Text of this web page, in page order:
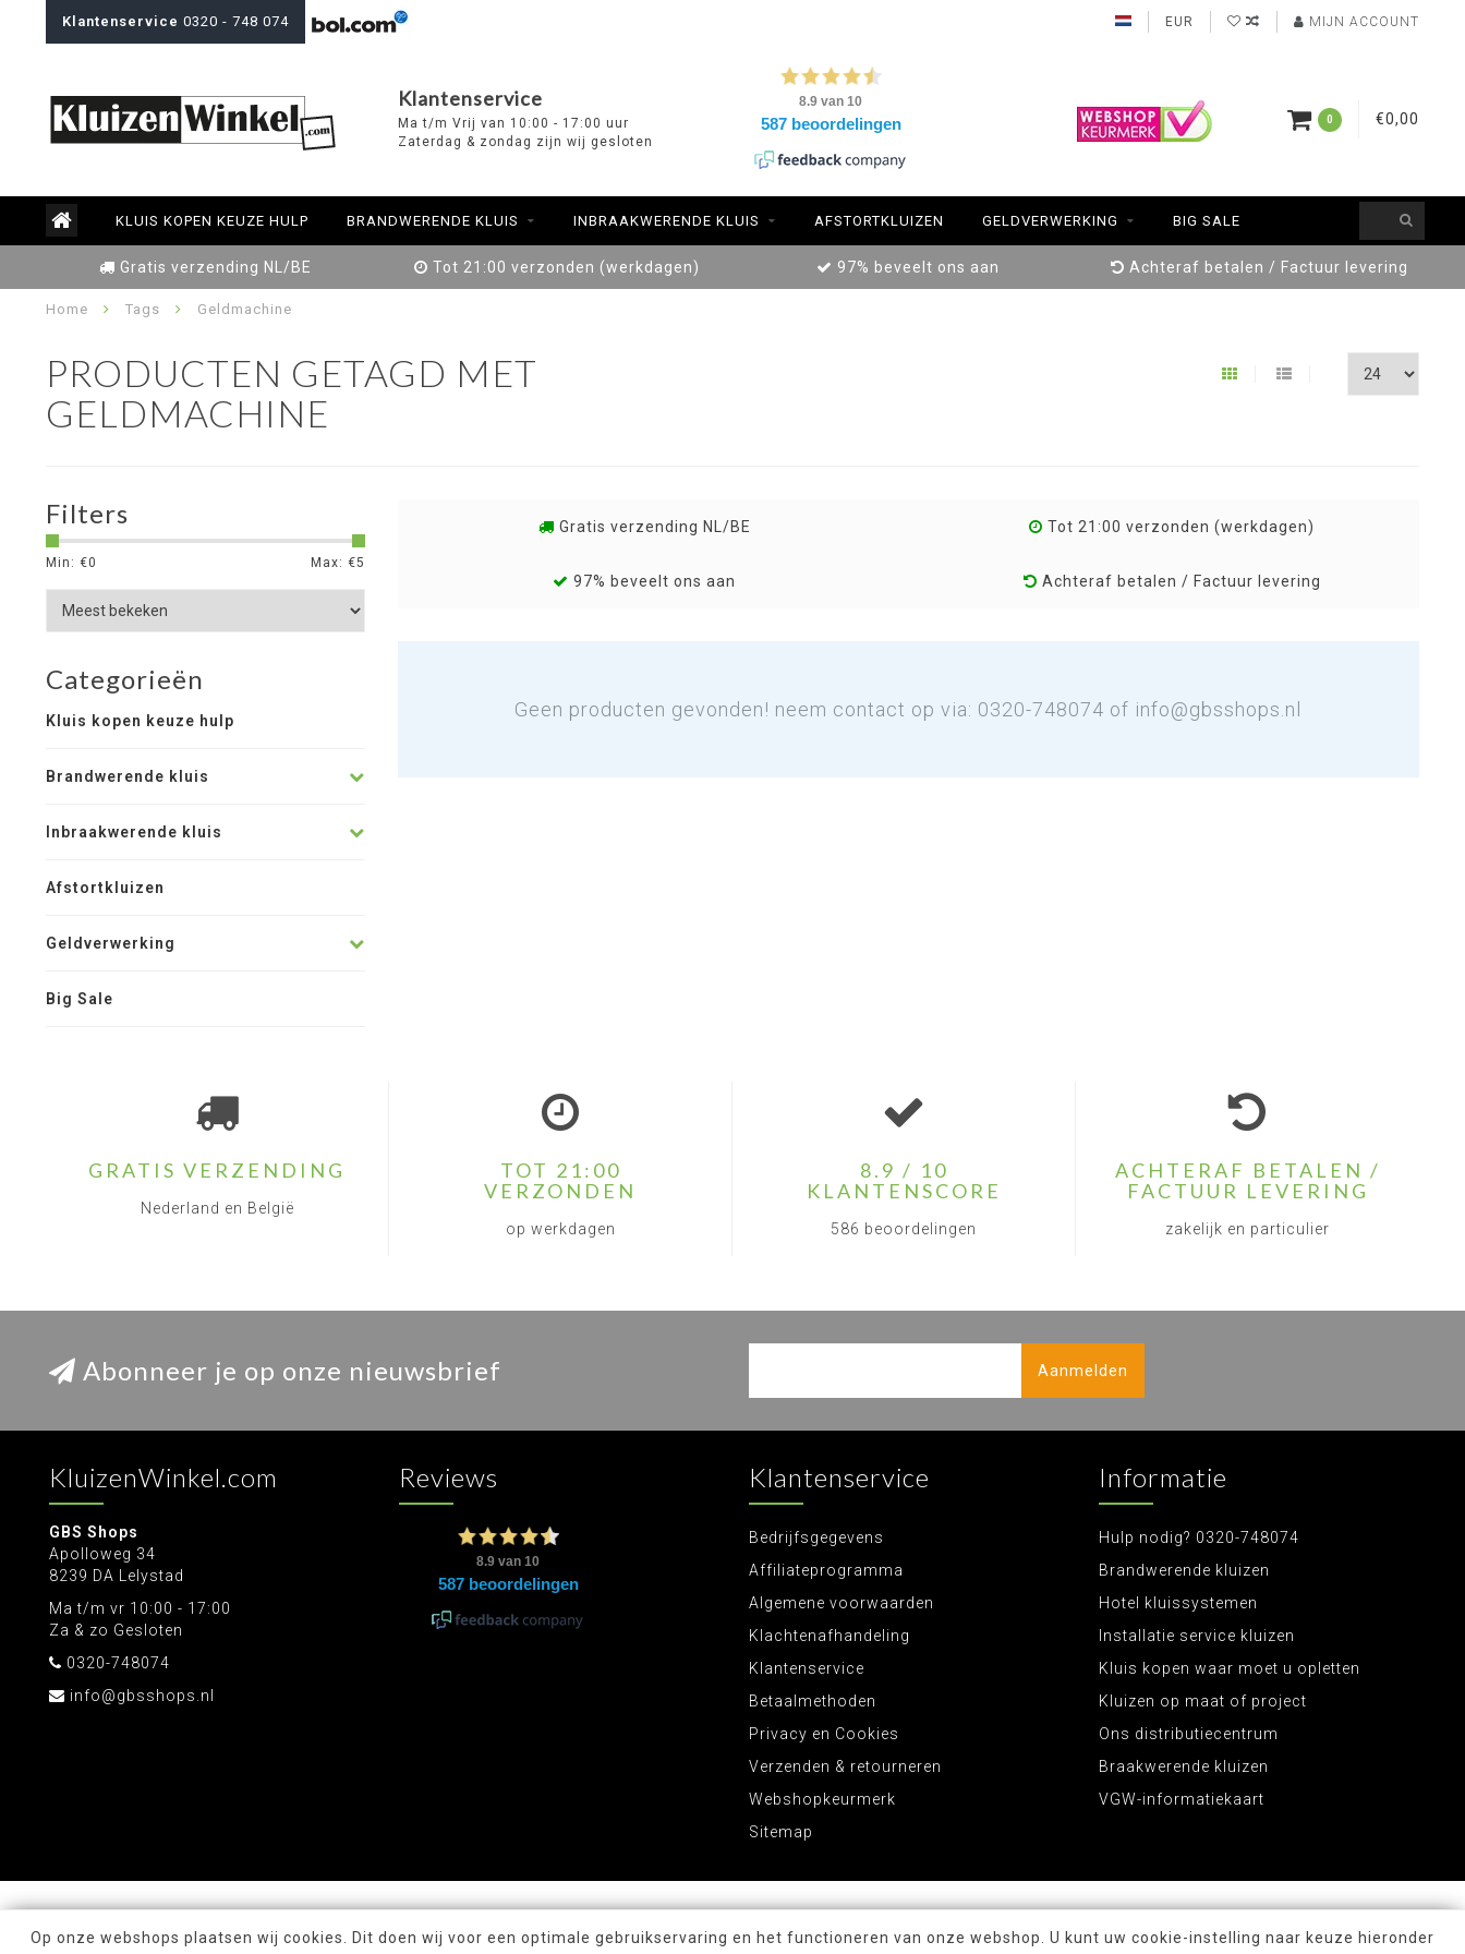
Klantenservice 0320 - 748 074 EUR MIJN ACCOUNT
Klantenservice
Ma t/m Vrij van 10:00 - 17:00 uur
Zaterdag & zondag zijn wij gesloten
0 €0,00
KLUIS KOPEN KEUZE HULP BRANDWERENDE KLUIS INBRAAKWERENDE KLUIS AFSTORTKLUIZEN GELDVERWERKING BIG SALE
Gratis verzending NL/BE Tot 21:00 verzonden (werkdagen) 97% beveelt ons aan Achteraf betalen / Factuur levering
Home Tags Geldmachine
PRODUCTEN GETAGD MET
GELDMACHINE
Filters
Min: €0 Max: €5
Categorieën
Kluis kopen keuze hulp
Brandwerende kluis
Inbraakwerende kluis
Afstortkluizen
Geldverwerking
Big Sale
Gratis verzending NL/BE Tot 21:00 verzonden (werkdagen)
97% beveelt ons aan Achteraf betalen / Factuur levering
Geen producten gevonden! neem contact op via: 0320-748074 of info@gbsshops.nl
GRATIS VERZENDING
Nederland en België
TOT 21:00
VERZONDEN
op werkdagen
8.9 / 10
KLANTENSCORE
586 beoordelingen
ACHTERAF BETALEN /
FACTUUR LEVERING
zakelijk en particulier
Abonneer je op onze nieuwsbrief Aanmelden
KluizenWinkel.com
GBS Shops
Apolloweg 34
8239 DA Lelystad
Ma t/m vr 10:00 - 17:00
Za & zo Gesloten
0320-748074
info@gbsshops.nl
Reviews Klantenservice
Bedrijfsgegevens
Affiliateprogramma
Algemene voorwaarden
Klachtenafhandeling
Klantenservice
Betaalmethoden
Privacy en Cookies
Verzenden & retourneren
Webshopkeurmerk
Sitemap
Informatie
Hulp nodig? 0320-748074
Brandwerende kluizen
Hotel kluissystemen
Installatie service kluizen
Kluis kopen waar moet u opletten
Kluizen op maat of project
Ons distributiecentrum
Braakwerende kluizen
VGW-informatiekaart
Op onze webshops plaatsen wij cookies. Dit doen wij voor een optimale gebruikservaring en het functioneren van onze webshop. U kunt uw cookie-instelling naar keuze hieronder